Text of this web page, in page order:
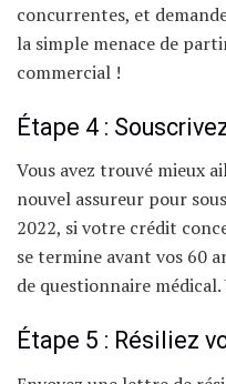
concurrentes, et
la simple menace de
commercial !
Étape 4 :
Vous avez trouvé mieux
nouvel assureur pour
2022, si votre crédit
se termine avant vos 60
de questionnaire
Étape 5 : Résiliez